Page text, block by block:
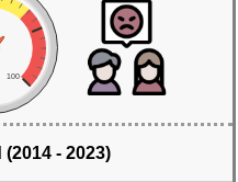
100
- 2023)